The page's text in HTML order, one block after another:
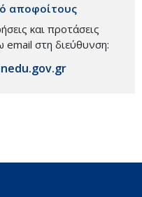
αποφοίτους
και προτάσεις
email στη διεύθυνση: